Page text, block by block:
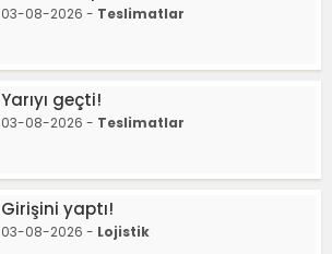
03-08-2026 - Teslimatlar
Yarıyı geçti!
03-08-2026 - Teslimatlar
Girişini yaptı!
03-08-2026 - Lojistik